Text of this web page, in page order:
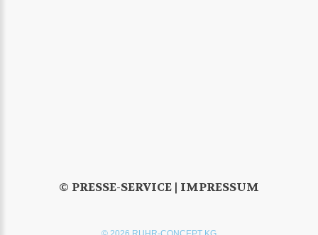
© PRESSE-SERVICE | IMPRESSUM